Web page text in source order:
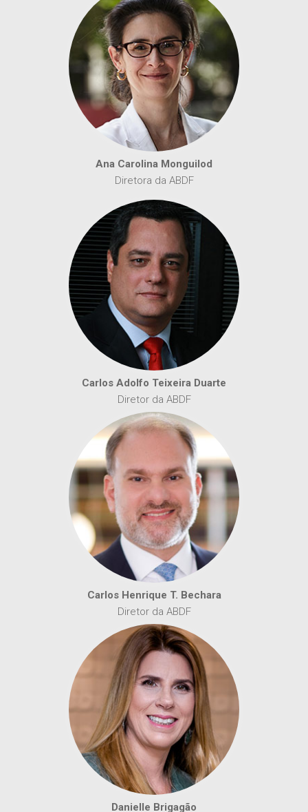
Ana Carolina Monguilod
Diretora da ABDF
Carlos Adolfo Teixeira Duarte
Diretor da ABDF
Carlos Henrique T. Bechara
Diretor da ABDF
Danielle Brigagão